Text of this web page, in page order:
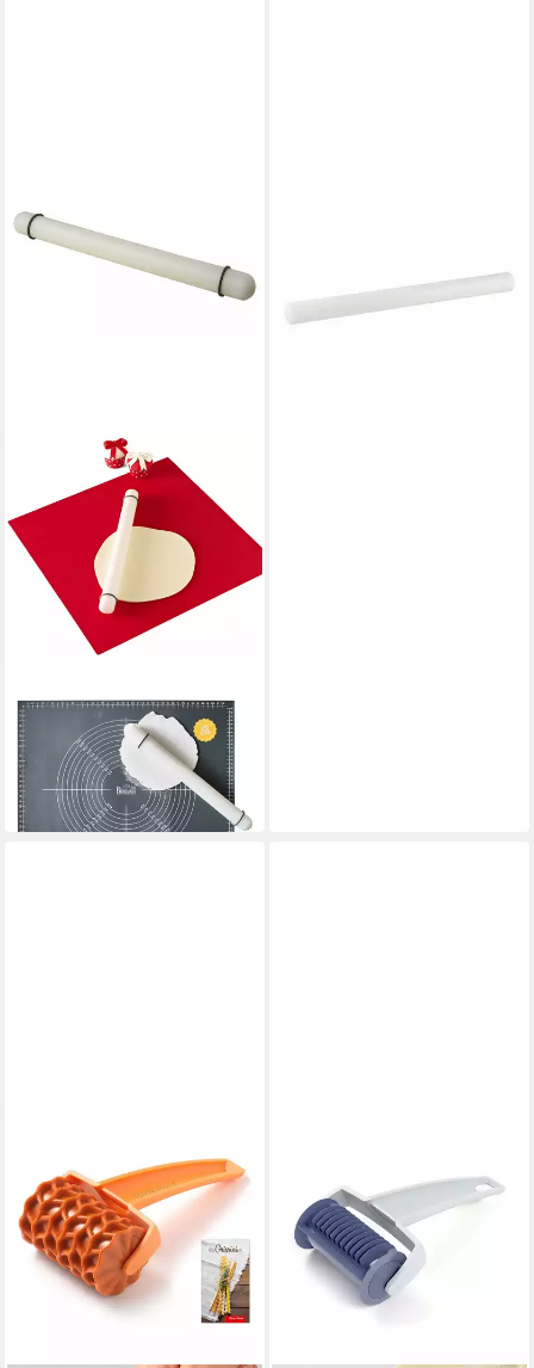
BIRKMANN
Teigroller EASY BAKING, Ø
3,5 cm, B 40 cm, Kunststoff
27,69 €
in 2-3 Werktagen bei dir
in 2-3 Werktagen bei dir